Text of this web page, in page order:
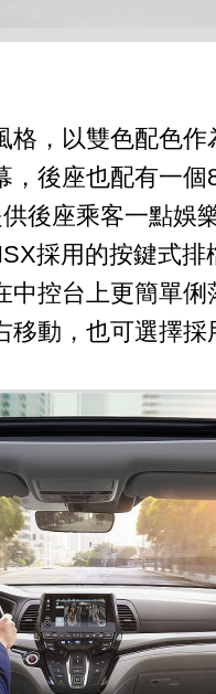
格，以雙色配色
，後座也配有一
後座乘客一點娛
採用的按鍵式排
中控台上更簡單
移動，也可選擇採